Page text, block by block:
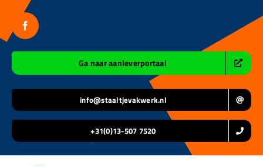
inhoud
Ga naar aanleverportaal
info@staaltjevakwerk.nl
+31(0)13-507 7520